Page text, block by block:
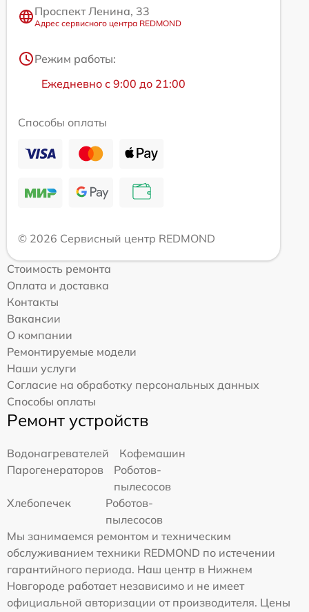
Проспект Ленина, 33
Адрес сервисного центра REDMOND
Режим работы:
Ежедневно с 9:00 до 21:00
Способы оплаты
© 2026 Сервисный центр REDMOND
Стоимость ремонта
Оплата и доставка
Контакты
Вакансии
О компании
Ремонтируемые модели
Наши услуги
Согласие на обработку персональных данных
Способы оплаты
Ремонт устройств
Водонагревателей
Кофемашин
Парогенераторов
Роботов-
пылесосов
Хлебопечек
Роботов-
пылесосов
Мы занимаемся ремонтом и техническим
обслуживанием техники REDMOND по истечении
гарантийного периода. Наш центр в Нижнем
Новгороде работает независимо и не имеет
официальной авторизации от производителя. Цены